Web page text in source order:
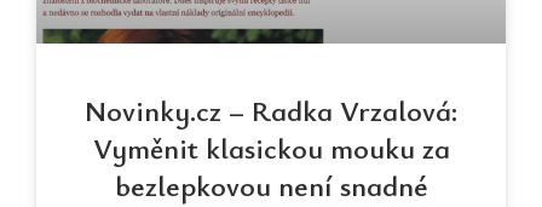
Novinky.cz – Radka Vrzalová:
Vyměnit klasickou mouku za
bezlepkovou není snadné